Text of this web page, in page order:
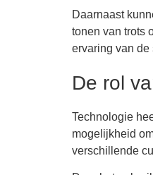
Daarnaast
tonen van trots
ervaring van de
De rol
Technologie
mogelijkheid
verschillende